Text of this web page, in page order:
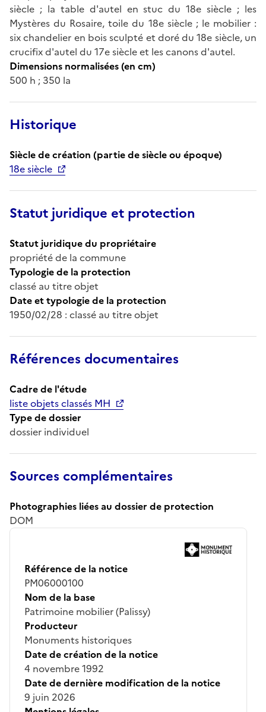
siècle ; la table d'autel en stuc du 18e siècle ; les
Mystères du Rosaire, toile du 18e siècle ; le mobilier :
six chandelier en bois sculpté et doré du 18e siècle, un
crucifix d'autel du 17e siècle et les canons d'autel.
Dimensions normalisées (en cm)
500 h ; 350 la
Historique
Siècle de création (partie de siècle ou époque)
18e siècle
Statut juridique et protection
Statut juridique du propriétaire
propriété de la commune
Typologie de la protection
classé au titre objet
Date et typologie de la protection
1950/02/28 : classé au titre objet
Références documentaires
Cadre de l'étude
liste objets classés MH
Type de dossier
dossier individuel
Sources complémentaires
Photographies liées au dossier de protection
DOM
Référence de la notice
PM06000100
Nom de la base
Patrimoine mobilier (Palissy)
Producteur
Monuments historiques
Date de création de la notice
4 novembre 1992
Date de dernière modification de la notice
9 juin 2026